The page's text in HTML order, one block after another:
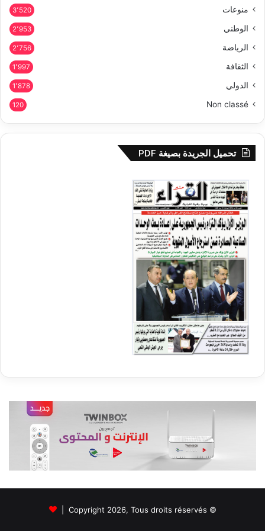
منوعات 3٬520
الوطني 2٬953
الرياضة 2٬756
الثقافة 1٬997
الدولي 1٬878
Non classé
120
تحميل الجريدة بصيغة PDF
© Copyright 2026, Tous droits réservés |